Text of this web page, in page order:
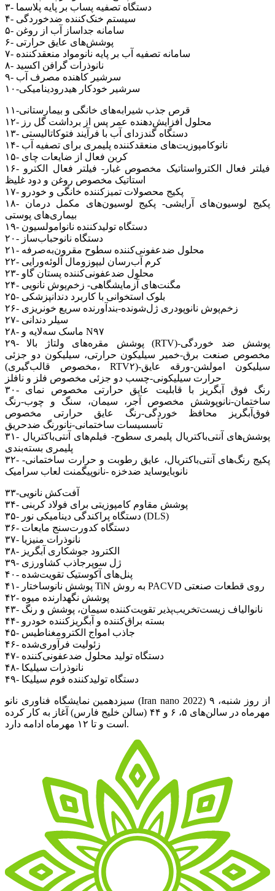
۳- دستگاه تصفیه پساب بر پایه پلاسما
۴- سیستم خنک‌کننده ضدخوردگی
۵- سامانه جداساز آب از روغن
۶- پوشش‌های عایق حرارتی
۷- سامانه تصفیه آب بر پایه نانومواد منعقدکننده
۸- نانوذرات گرافن اکسید
۹- سرشیر کاهنده مصرف آب
۱۰-سرشیر خودکار هیدرودینامیکی
۱۱-قرص جذب شیرابه‌های خانگی و بیمارستانی
۱۲- محلول افزایش‌دهنده عمر پس از برداشت گل رز
۱۳- دستگاه گندزدای آب با فرآیند فتوکاتالیستی
۱۴- نانوکامپوزیت‌های منعقدکننده پلیمری برای تصفیه آب
۱۵- کربن فعال از ضایعات چای
۱۶- فیلتر فعال الکترواستاتیک مخصوص غبار- فیلتر فعال الکترو
استاتیک مخصوص روغن و دود غلیظ
۱۷- پکیج محصولات تمیزکننده خانگی و خودرو
۱۸- پکیج لوسیون‌های آرایشی- پکیج لوسیون‌های مکمل درمان
بیماری‌های پوستی
۱۹- دستگاه تولیدکننده نانوامولسیون
۲۰- دستگاه نانوحباب‌ساز
۲۱- محلول ضدعفونی‌کننده سطوح مقرون‌به‌صرفه
۲۲- کرم آب‌رسان لیپوزومال آلوئه‌ورایی
۲۳- محلول ضدعفونی‌کننده پستان گاو
۲۴- مگنت‌های آزمایشگاهی- زخم‌پوش نانویی
۲۵- بلوک استخوانی با کاربرد دندانپزشکی
۲۶- زخم‌پوش نانوپودری ژل‌شونده-بندآورنده سریع خونریزی
۲۷- سیلر دندانی
۲۸- ماسک سه‌لایه و N۹۷
۲۹- پوشش مقره‌های ولتاژ بالا (RTV)-پوشش ضد خوردگی
مخصوص صنعت برق-خمیر سیلیکون حرارتی، سیلیکون دو جزئی
(مخصوص قالب‌گیری، RTV۲)-سیلیکون امولشن-ورقه عایق
حرارت سیلیکونی-چسب دو جزئی مخصوص فلز و نافلز
۳۰- رنگ فوق آبگریز با قابلیت عایق حرارتی مخصوص نمای
ساختمان-نانوپوشش مخصوص آجر، سیمان، سنگ و چوب-رنگ
فوق‌آبگریز محافظ خوردگی-رنگ عایق حرارتی مخصوص
تأسسیسات ساختمانی-نانورنگ ضدحریق
۳۱- پوشش‌های آنتی‌باکتریال پلیمری سطوح- فیلم‌های آنتی‌باکتریال
پلیمری بسته‌بندی
۳۲- پکیج رنگ‌های آنتی‌باکتریال، عایق رطوبت و حرارت ساختمانی-
نانوبایوساید ضدخزه -نانوپیگمنت لعاب سرامیک
۳۳-آفت‌کش نانویی
۳۴- پوشش مقاوم کامپوزیتی برای فولاد کربنی
۳۵- دستگاه پراکندگی دینامیکی نور (DLS)
۳۶- دستگاه کدورت‌سنج مایعات
۳۷- نانوذرات منیزیا
۳۸- الکترود جوشکاری آبگریز
۳۹- ژل سوپرجاذب کشاورزی
۴۰- پنل‌های آکوستیک تقویت‌شده
۴۱- پوشش نانوساختار TiN به روش PACVD روی قطعات صنعتی
۴۲- پوشش نگهدارنده میوه
۴۳- نانوالیاف زیست‌تخریب‌پذیر تقویت‌کننده سیمان، پوشش و رنگ
۴۴- بسته براق‌کننده و آبگریزکننده خودرو
۴۵- جاذب امواج الکترومغناطیس
۴۶- زئولیت فرآوری‌شده
۴۷- دستگاه تولید محلول ضدعفونی‌کننده
۴۸- نانوذرات سیلیکا
۴۹- دستگاه تولیدکننده فوم سیلیکا
سیزدهمین نمایشگاه فناوری نانو (Iran nano 2022) از روز شنبه، ۹
مهرماه در سالن‌های ۵، ۶ و ۴۴ (سالن خلیج فارس) آغاز به کار کرده
است و تا ۱۲ مهرماه ادامه دارد.